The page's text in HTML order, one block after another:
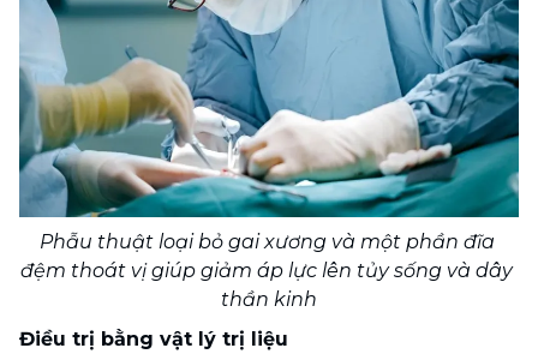
Phẫu thuật loại bỏ gai xương và một phần đĩa
đệm thoát vị giúp giảm áp lực lên tủy sống và dây
thần kinh
Điều trị bằng vật lý trị liệu